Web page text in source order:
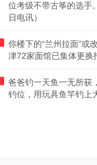
位考级不带古筝的选手
日电讯）
你楼下的“兰州拉面”或
津72家面馆已集体更换
爸爸钓一天鱼一无所获
钓位，用玩具鱼竿钓上